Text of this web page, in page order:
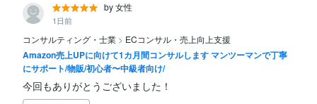
Amazon／楽天／Yahoo!ショッピング／BUYMA／ヤフ
オク／メルカリ／
※取り扱われている商品のジャンルについては全て対応
可能です。
-------------FUNSの強みの一例-------------
by 女性
1日前
コンサルティング・士業 > ECコンサル・売上向上支援
Amazon売上UPに向けて1カ月間コンサルします マンツーマンで丁寧
にサポート/物販/初心者〜中級者向け/
今回もありがとうございました！